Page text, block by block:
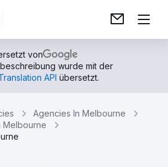
von
wurde mit der
API übersetzt.
Agencies In Melbourne
Melbourne